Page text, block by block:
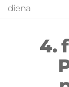
diena
4.